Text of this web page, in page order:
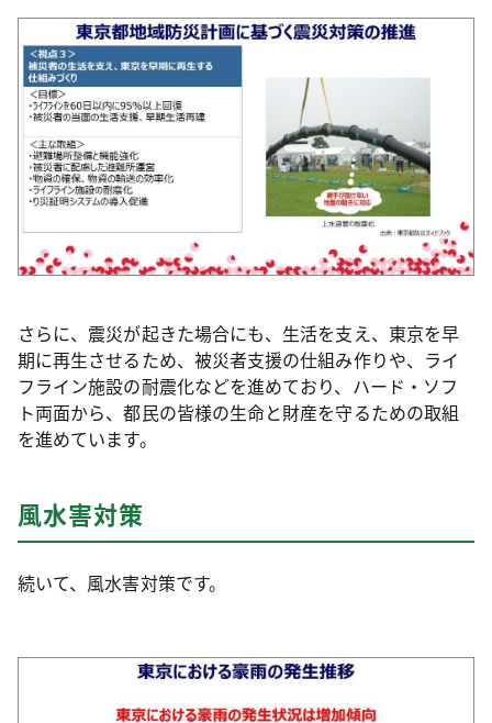
さらに、震災が起きた場合にも、生活を支え、東京を早
期に再生させるため、被災者支援の仕組み作りや、ライ
フライン施設の耐震化などを進めており、ハード・ソフ
ト両面から、都民の皆様の生命と財産を守るための取組
を進めています。
風水害対策
続いて、風水害対策です。